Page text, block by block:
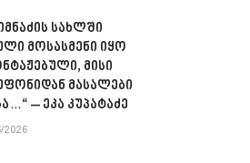
სახლში
მოსასმენი იყო
მისი
მასალები
– ეკა კუპატაძე
2026